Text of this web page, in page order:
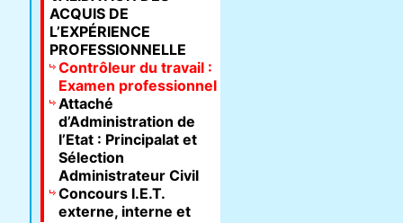
ACQUIS DE
L’EXPÉRIENCE
PROFESSIONNELLE
Contrôleur du travail :
Examen professionnel
Attaché
d’Administration de
l’Etat : Principalat et
Sélection
Administrateur Civil
Concours I.E.T.
externe, interne et